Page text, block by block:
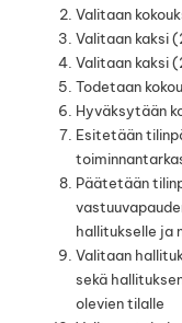
Valitaan
Valitaan kaksi
Valitaan kaksi
Todetaan
Hyväksytään
Esitetään
Päätetään
hallitukselle ja
Valitaan
sekä
olevien tilalle